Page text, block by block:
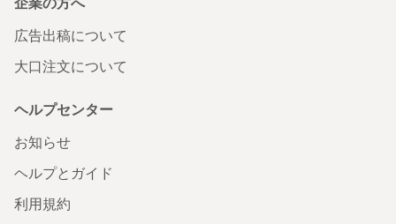
広告出稿について
大口注文について
ヘルプセンター
お知らせ
ヘルプとガイド
利用規約